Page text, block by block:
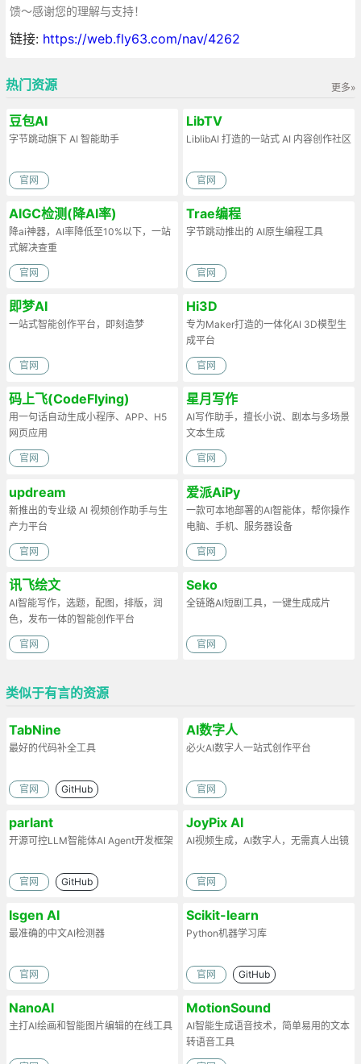
馈～感谢您的理解与支持！
链接: https://web.fly63.com/nav/4262
更多»
热门资源
豆包AI
字节跳动旗下 AI 智能助手
官网
LibTV
LiblibAI 打造的一站式 AI 内容创作社区
官网
AIGC检测(降AI率)
降ai神器，AI率降低至10%以下，一站
式解决查重
官网
Trae编程
字节跳动推出的 AI原生编程工具
官网
即梦AI
一站式智能创作平台，即刻造梦
官网
Hi3D
专为Maker打造的一体化AI 3D模型生
成平台
官网
码上飞(CodeFlying)
用一句话自动生成小程序、APP、H5
网页应用
官网
星月写作
AI写作助手，擅长小说、剧本与多场景
文本生成
官网
updream
新推出的专业级 AI 视频创作助手与生
产力平台
官网
爱派AiPy
一款可本地部署的AI智能体，帮你操作
电脑、手机、服务器设备
官网
讯飞绘文
AI智能写作，选题，配图，排版，润
色，发布一体的智能创作平台
官网
Seko
全链路AI短剧工具，一键生成成片
官网
类似于有言的资源
TabNine
最好的代码补全工具
官网 GitHub
AI数字人
必火AI数字人一站式创作平台
官网
parlant
开源可控LLM智能体AI Agent开发框架
官网 GitHub
JoyPix AI
AI视频生成，AI数字人，无需真人出镜
官网
Isgen AI
最准确的中文AI检测器
官网
Scikit-learn
Python机器学习库
官网 GitHub
NanoAI
主打AI绘画和智能图片编辑的在线工具
MotionSound
AI智能生成语音技术，简单易用的文本
转语音工具